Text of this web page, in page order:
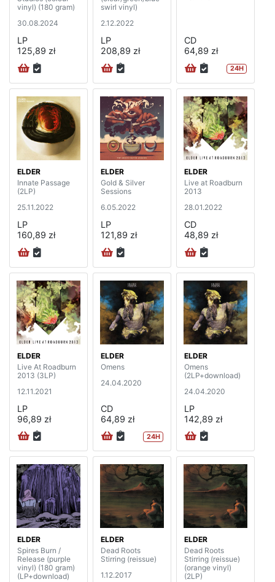
vinyl) (180 gram)
30.08.2024
LP
125,89 zł
swirl vinyl)
2.12.2022
LP
208,89 zł
CD
64,89 zł
24H
ELDER
Innate Passage
(2LP)
25.11.2022
LP
160,89 zł
ELDER
Gold & Silver
Sessions
6.05.2022
LP
121,89 zł
ELDER
Live at Roadburn
2013
28.01.2022
CD
48,89 zł
ELDER
Live At Roadburn
2013 (3LP)
12.11.2021
LP
96,89 zł
ELDER
Omens
24.04.2020
CD
64,89 zł
24H
ELDER
Omens
(2LP+download)
24.04.2020
LP
142,89 zł
ELDER
Spires Burn /
Release (purple
vinyl) (180 gram)
(LP+download)
ELDER
Dead Roots
Stirring (reissue)
1.12.2017
ELDER
Dead Roots
Stirring (reissue)
(orange vinyl)
(2LP)